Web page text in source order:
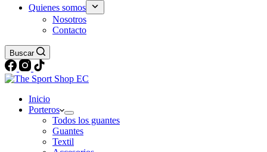
Quienes somos
Nosotros
Contacto
Buscar
Inicio
Porteros
Todos los guantes
Guantes
Textil